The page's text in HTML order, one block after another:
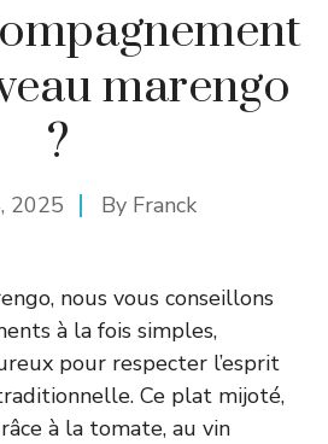
marengo
?
2025 By Franck
nous vous conseillons
à la fois simples,
pour respecter l’esprit
Ce plat mijoté,
à la tomate, au vin